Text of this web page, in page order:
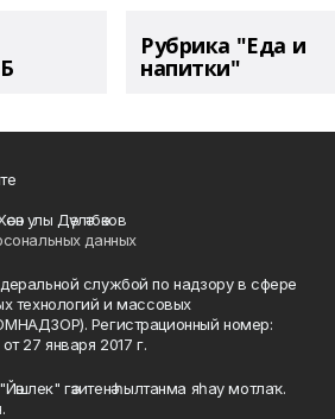
Рубрика "Еда и
напитки"
улы Дәүләтбәков
данных
службой по надзору в сфере
технологий и массовых
Регистрационный номер:
27 января 2017 г.
"Йәшлек" гәзитенә һылтанма яһау мотлаҡ.